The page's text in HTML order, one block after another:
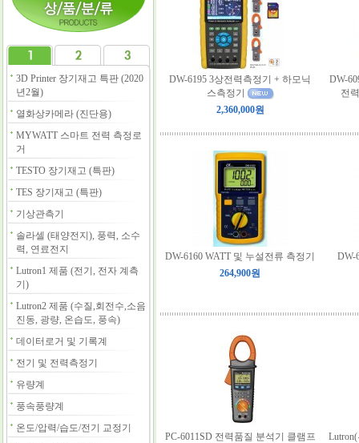
3D Printer 장기재고 특판 (2020
년2월)
열화상카메라 (진단용)
MYWATT 스마트 전력 측정로
거
TESTO 장기재고 (특판)
TES 장기재고 (특판)
기상관측기
솔라셀 (태양전지), 풍력, 소수
력, 연료전지
Lutron1 제품 (전기, 전자 계측
기)
Lutron2 제품 (수질,회전수,소음
진동, 광량, 온습도, 풍속)
데이터로거 및 기록계
전기 및 전력측정기
유량계
풍속풍량계
온도/압력/습도/전기 교정기
DW-6195 3상전력측정기 + 하모닉
스측정기
2,360,000원
DW-
전
DW-6160 WATT 및 누설전류 측정기
264,900원
DW-
PC-6011SD 전력품질 분석기 클램프